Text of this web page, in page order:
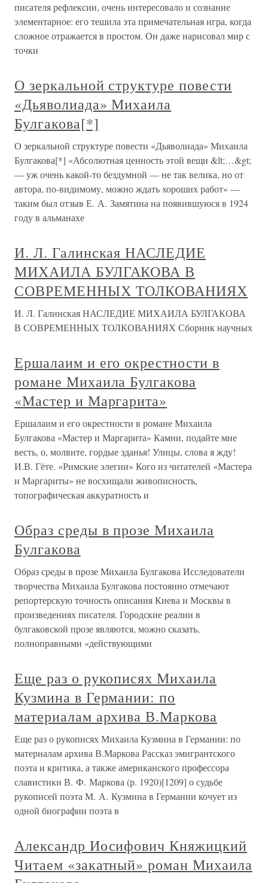
писателя рефлексии, очень интересовало и сознание
элементарное: его тешила эта примечательная игра, когда
сложное отражается в простом. Он даже нарисовал мир с
точки
О зеркальной структуре повести
«Дьяволиада» Михаила
Булгакова[*]
О зеркальной структуре повести «Дьяволиада» Михаила
Булгакова[*] «Абсолютная ценность этой вещи &lt;…&gt;
— уж очень какой-то бездумной — не так велика, но от
автора, по-видимому, можно ждать хороших работ» —
таким был отзыв Е. А. Замятина на появившуюся в 1924
году в альманахе
И. Л. Галинская НАСЛЕДИЕ
МИХАИЛА БУЛГАКОВА В
СОВРЕМЕННЫХ ТОЛКОВАНИЯХ
И. Л. Галинская НАСЛЕДИЕ МИХАИЛА БУЛГАКОВА
В СОВРЕМЕННЫХ ТОЛКОВАНИЯХ Сборник научных
Ершалаим и его окрестности в
романе Михаила Булгакова
«Мастер и Маргарита»
Ершалаим и его окрестности в романе Михаила
Булгакова «Мастер и Маргарита» Камни, подайте мне
весть, о, молвите, гордые зданья! Улицы, слова я жду!
И.В. Гёте. «Римские элегии» Кого из читателей «Мастера
и Маргариты» не восхищали живописность,
топографическая аккуратность и
Образ среды в прозе Михаила
Булгакова
Образ среды в прозе Михаила Булгакова Исследователи
творчества Михаила Булгакова постоянно отмечают
репортерскую точность описания Киева и Москвы в
произведениях писателя. Городские реалии в
булгаковской прозе являются, можно сказать,
полноправными «действующими
Еще раз о рукописях Михаила
Кузмина в Германии: по
материалам архива В.Маркова
Еще раз о рукописях Михаила Кузмина в Германии: по
материалам архива В.Маркова Рассказ эмигрантского
поэта и критика, а также американского профессора
славистики В. Ф. Маркова (р. 1920)[1209] о судьбе
рукописей поэта М. А. Кузмина в Германии кочует из
одной биографии поэта в
Александр Иосифович Княжицкий
Читаем «закатный» роман Михаила